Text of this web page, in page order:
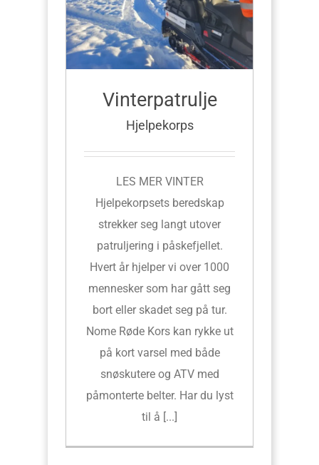
Vinterpatrulje
Hjelpekorps
LES MER VINTER
Hjelpekorpsets beredskap
strekker seg langt utover
patruljering i påskefjellet.
Hvert år hjelper vi over 1000
mennesker som har gått seg
bort eller skadet seg på tur.
Nome Røde Kors kan rykke ut
på kort varsel med både
snøskutere og ATV med
påmonterte belter. Har du lyst
til å [...]